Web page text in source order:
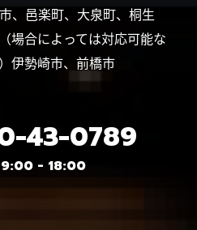
、邑楽町、大泉町、桐生
場合によっては対応可能な
伊勢崎市、前橋市
43-0789
9:00 - 18:00